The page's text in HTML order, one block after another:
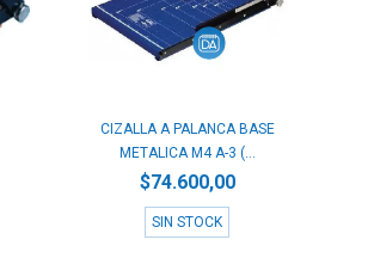
CIZALLA A PALANCA BASE
METALICA M4 A-3 (...
$74.600,00
SIN STOCK